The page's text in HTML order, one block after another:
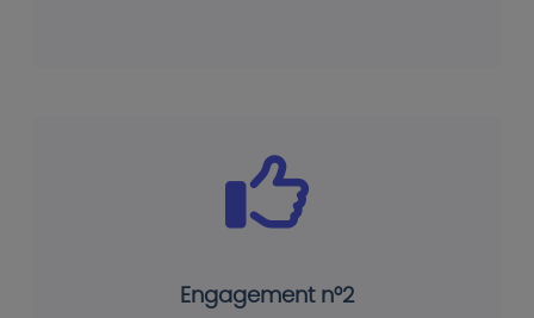
Engagement n°2